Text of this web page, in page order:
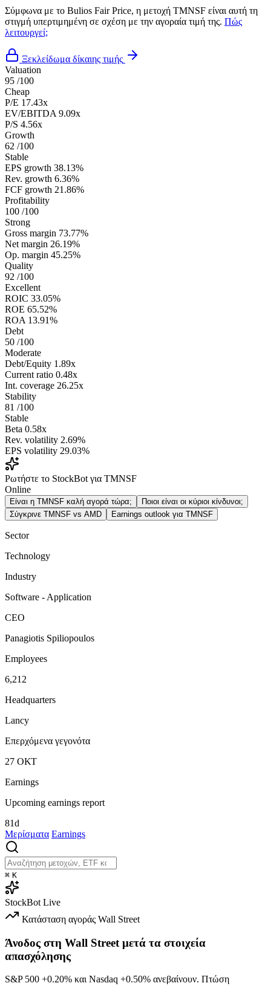
Σύμφωνα με το Bulios Fair Price, η μετοχή TMNSF είναι αυτή τη
στιγμή υπερτιμημένη σε σχέση με την αγοραία τιμή της. Πώς
λειτουργεί;
Ξεκλείδωμα δίκαιης τιμής
Valuation
95 /100
Cheap
P/E 17.43x
EV/EBITDA 9.09x
P/S 4.56x
Growth
62 /100
Stable
EPS growth 38.13%
Rev. growth 6.36%
FCF growth 21.86%
Profitability
100 /100
Strong
Gross margin 73.77%
Net margin 26.19%
Op. margin 45.25%
Quality
92 /100
Excellent
ROIC 33.05%
ROE 65.52%
ROA 13.91%
Debt
50 /100
Moderate
Debt/Equity 1.89x
Current ratio 0.48x
Int. coverage 26.25x
Stability
81 /100
Stable
Beta 0.58x
Rev. volatility 2.69%
EPS volatility 29.03%
Ρωτήστε το StockBot για TMNSF
Online
Είναι η TMNSF καλή αγορά τώρα;
Ποιοι είναι οι κύριοι κίνδυνοι;
Σύγκρινε TMNSF vs AMD
Earnings outlook για TMNSF
Sector
Technology
Industry
Software - Application
CEO
Panagiotis Spiliopoulos
Employees
6,212
Headquarters
Lancy
Επερχόμενα γεγονότα
27 ΟΚΤ
Earnings
Upcoming earnings report
81d
Μερίσματα Earnings
⌘ K
StockBot Live
Κατάσταση αγοράς Wall Street
Άνοδος στη Wall Street μετά τα στοιχεία
απασχόλησης
S&P 500 +0.20% και Nasdaq +0.50% ανεβαίνουν. Πτώση